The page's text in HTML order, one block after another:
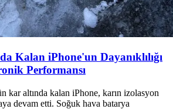
Kalan iPhone'un Dayanıklılığı
Performansı
kar altında kalan iPhone, karın izolasyon
devam etti. Soğuk hava batarya